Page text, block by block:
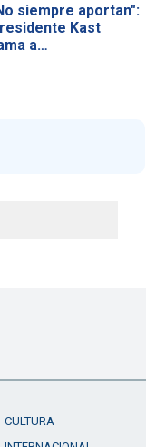
siempre aportan":
Kast
a…
CULTURA